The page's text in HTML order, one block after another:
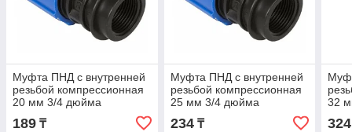
Муфта ПНД с внутренней
резьбой компрессионная
20 мм 3/4 дюйма
189 ₸
Муфта ПНД с внутренней
резьбой компрессионная
25 мм 3/4 дюйма
234₸
32
324